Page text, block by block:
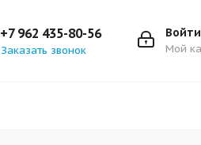
Войти
+7 962 435-80-56
Заказать звонок